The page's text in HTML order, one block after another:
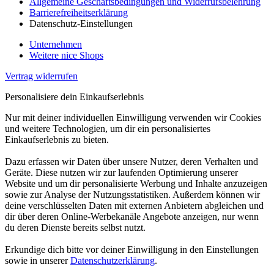
Barrierefreiheitserklärung
Datenschutz-Einstellungen
Unternehmen
Weitere nice Shops
Vertrag widerrufen
Personalisiere dein Einkaufserlebnis
Nur mit deiner individuellen Einwilligung verwenden wir Cookies
und weitere Technologien, um dir ein personalisiertes
Einkaufserlebnis zu bieten.
Dazu erfassen wir Daten über unsere Nutzer, deren Verhalten und
Geräte. Diese nutzen wir zur laufenden Optimierung unserer
Website und um dir personalisierte Werbung und Inhalte anzuzeigen
sowie zur Analyse der Nutzungsstatistiken. Außerdem können wir
deine verschlüsselten Daten mit externen Anbietern abgleichen und
dir über deren Online-Werbekanäle Angebote anzeigen, nur wenn
du deren Dienste bereits selbst nutzt.
Erkundige dich bitte vor deiner Einwilligung in den Einstellungen
sowie in unsererDatenschutzerklärung.